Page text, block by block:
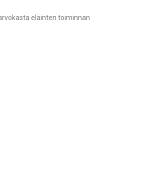
eläinten toiminnan